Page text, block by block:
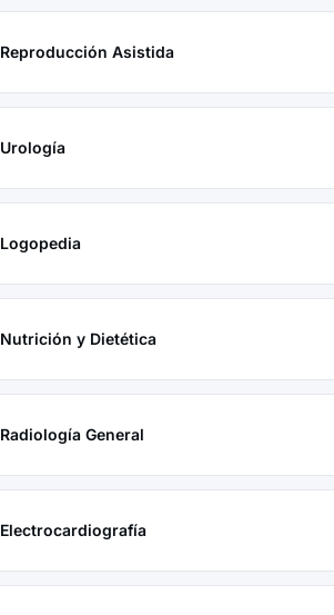
Reproducción Asistida
Urología
Logopedia
Nutrición y Dietética
Radiología General
Electrocardiografía